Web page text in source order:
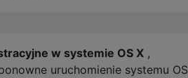
w systemie OS X ,
uruchomienie systemu